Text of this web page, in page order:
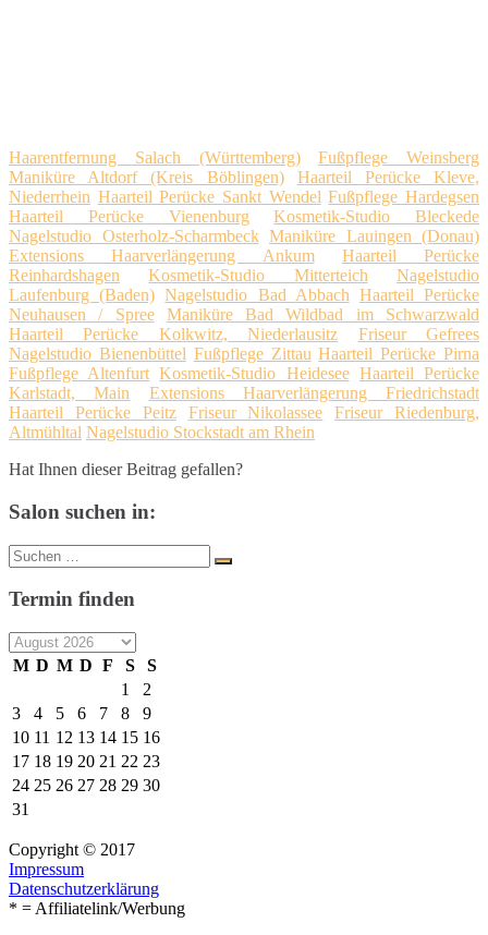
Haarentfernung Salach (Württemberg)
Fußpflege Weinsberg
Maniküre Altdorf (Kreis Böblingen)
Haarteil Perücke Kleve,
Niederrhein Haarteil Perücke Sankt Wendel Fußpflege Hardegsen
Haarteil Perücke Vienenburg
Kosmetik-Studio Bleckede
Nagelstudio Osterholz-Scharmbeck Maniküre Lauingen (Donau)
Extensions Haarverlängerung Ankum
Haarteil Perücke
Reinhardshagen
Kosmetik-Studio Mitterteich
Nagelstudio
Laufenburg (Baden) Nagelstudio Bad Abbach Haarteil Perücke
Neuhausen / Spree
Maniküre Bad Wildbad im Schwarzwald
Haarteil Perücke Kolkwitz, Niederlausitz
Friseur Gefrees
Nagelstudio Bienenbüttel Fußpflege Zittau Haarteil Perücke Pirna
Fußpflege Altenfurt Kosmetik-Studio Heidesee Haarteil Perücke
Karlstadt, Main
Extensions Haarverlängerung Friedrichstadt
Haarteil Perücke Peitz
Friseur Nikolassee
Friseur Riedenburg,
Altmühltal Nagelstudio Stockstadt am Rhein
Hat Ihnen dieser Beitrag gefallen?
Salon suchen in:
Suche
nach:
Suchen
Termin finden
M D M D F S
S
1
2
3
4 5 6 7 8
9
10 11 12 13 14 15 16
17 18 19 20 21 22 23
24 25 26 27 28 29 30
31
Copyright © 2017
Impressum
Datenschutzerklärung
* = Affiliatelink/Werbung